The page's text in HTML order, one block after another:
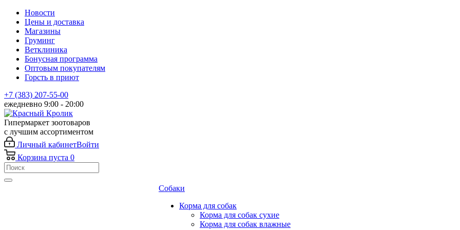
Новости
Цены и доставка
Магазины
Груминг
Ветклиника
Бонусная программа
Оптовым покупателям
Горсть в приют
+7 (383) 207-55-00
ежедневно 9:00 - 20:00
Гипермаркет зоотоваров
с лучшим ассортиментом
Личный кабинетВойти
Корзина пуста 0
Собаки
Корма для собак
Корма для собак сухие
Корма для собак влажные